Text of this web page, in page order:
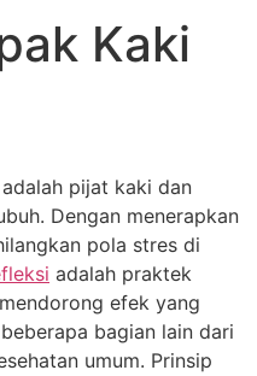
Kaki
pijat kaki dan
Dengan menerapkan
pola stres di
adalah praktek
efek yang
bagian lain dari
umum. Prinsip